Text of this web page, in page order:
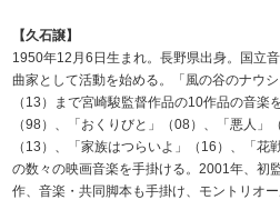
【久石譲】
1950年12月6日生まれ。長野県出身。国立
曲家として活動を始める。「風の谷のナウ
（13）まで宮崎駿監督作品の10作品の音楽
（98）、「おくりびと」（08）、「悪人」
（13）、「家族はつらいよ」（16）、「
の数々の映画音楽を手掛ける。2001年、初
作、音楽・共同脚本も手掛け、モントリオ